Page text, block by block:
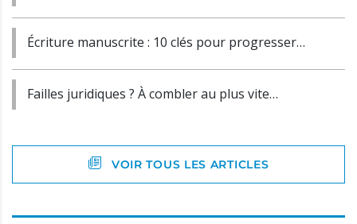
Écriture manuscrite : 10 clés pour progresser…
Failles juridiques ? À combler au plus vite…
VOIR TOUS LES ARTICLES